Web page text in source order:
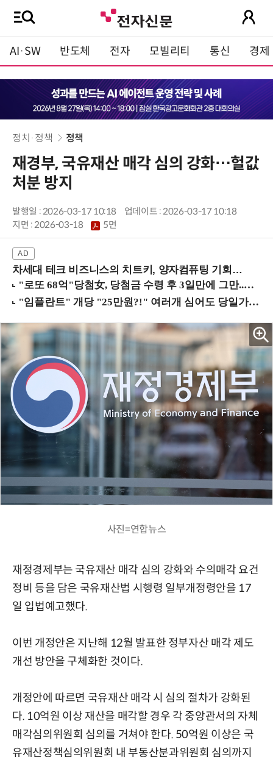
AI·SW 반도체 전자 모빌리티 통신 경제
정치·정책 정책
재경부, 국유재산 매각 심의 강화…헐값
처분 방지
발행일 : 2026-03-17 10:18
업데이트 : 2026-03-17 10:18
지면 :2026-03-18 5면
차세대 테크 비즈니스의 치트키, 양자컴퓨팅 기회를 선점하라! (8/28 강남역)
사진=연합뉴스
재정경제부는 국유재산 매각 심의 강화와 수의매각 요건
정비 등을 담은 국유재산법 시행령 일부개정령안을 17
일 입법예고했다.
이번 개정안은 지난해 12월 발표한 정부자산 매각 제도
개선 방안을 구체화한 것이다.
개정안에 따르면 국유재산 매각 시 심의 절차가 강화된
다. 10억원 이상 재산을 매각할 경우 각 중앙관서의 자체
매각심의위원회 심의를 거쳐야 한다. 50억원 이상은 국
유재산정책심의위원회 내 부동산분과위원회 심의까지